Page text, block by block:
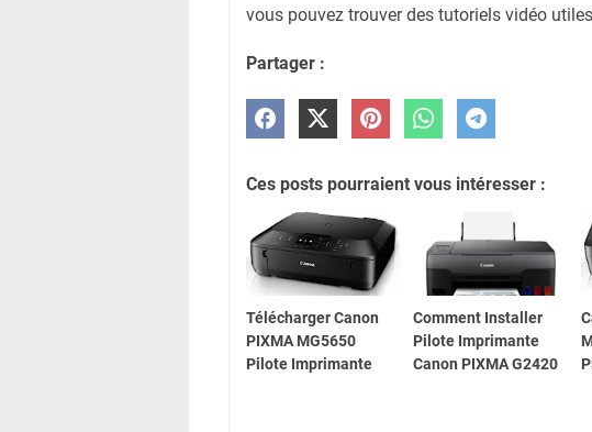
vous pouvez trouver des tutoriels vidéo
Partager :
Ces posts pourraient vous intéresser :
Télécharger Canon
PIXMA MG5650
Pilote Imprimante
Comment Installer
Pilote Imprimante
Canon PIXMA G2420